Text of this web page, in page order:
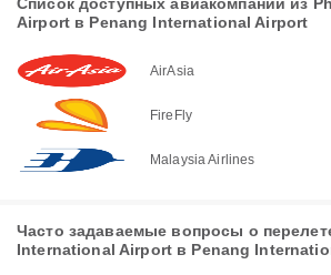
Airport в Penang International Airport
AirAsia
FireFly
Malaysia Airlines
Часто задаваемые вопросы о
International Airport в Penang